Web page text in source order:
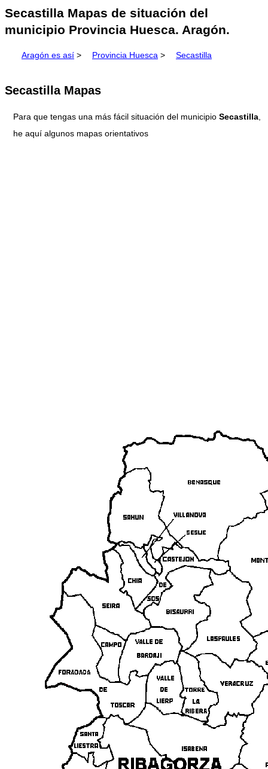
Secastilla Mapas de situación del
municipio Provincia Huesca. Aragón.
Aragón es así > Provincia Huesca > Secastilla
Secastilla Mapas
Para que tengas una más fácil situación del municipio Secastilla,
he aquí algunos mapas orientativos